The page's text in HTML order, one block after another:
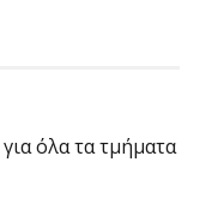
για όλα τα τμήματα